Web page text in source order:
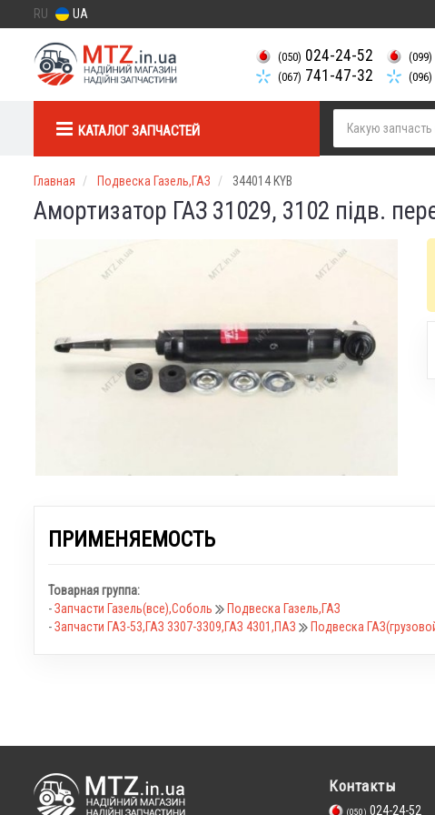
RU UA
(050) 024-24-52
(067) 741-47-32
(099)
(096)
КАТАЛОГ ЗАПЧАСТЕЙ
Главная Подвеска Газель,ГАЗ 344014 KYB
Амортизатор ГАЗ 31029, 3102 підв.
ПРИМЕНЯЕМОСТЬ
Товарная группа:
-Запчасти Газель(все),Соболь
Подвеска Газель,ГАЗ
-Запчасти ГАЗ-53,ГАЗ 3307-3309,ГАЗ 4301,ПАЗ Подвеска
Контакты
(050) 024-24-52